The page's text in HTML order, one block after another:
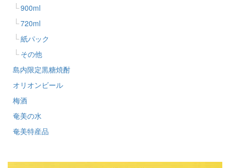
900ml
720ml
紙パック
その他
島内限定黒糖焼酎
オリオンビール
梅酒
奄美の水
奄美特産品